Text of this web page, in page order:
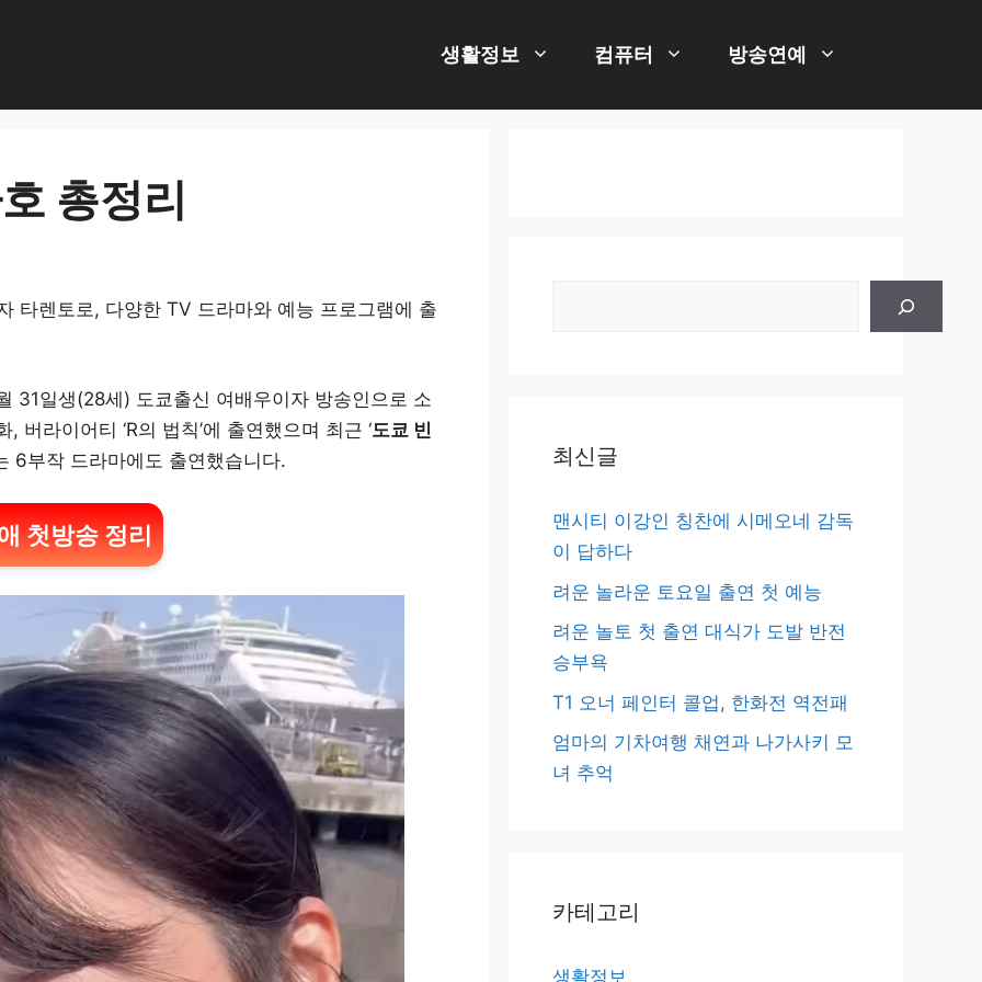
생활정보 컴퓨터 방송연예
총정리
타렌토로, 다양한 TV 드라마와 예능 프로그램에 출
31일생(28세) 도쿄출신 여배우이자 방송인으로 소
라이어티 ‘R의 법칙’에 출연했으며 최근 ‘도쿄 빈
6부작 드라마에도 출연했습니다.
첫방송 정리
최신글
맨시티 이강인 칭찬에 시메오네 감독
이 답하다
려운 놀라운 토요일 출연 첫 예능
려운 놀토 첫 출연 대식가 도발 반전
승부욕
T1 오너 페인터 콜업, 한화전 역전패
엄마의 기차여행 채연과 나가사키 모
녀 추억
카테고리
생활정보